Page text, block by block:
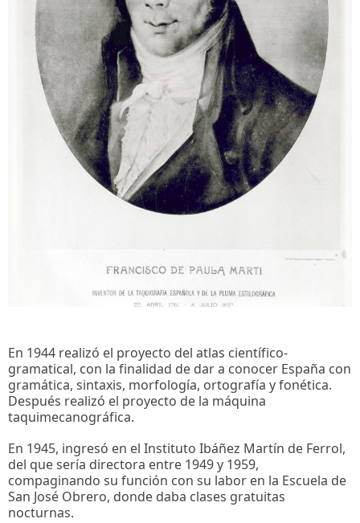
En 1944 realizó el proyecto del atlas científico-
gramatical, con la finalidad de dar a conocer España con
gramática, sintaxis, morfología, ortografía y fonética.
Después realizó el proyecto de la máquina
taquimecanográfica.
En 1945, ingresó en el Instituto Ibáñez Martín de Ferrol,
del que sería directora entre 1949 y 1959,
compaginando su función con su labor en la Escuela de
San José Obrero, donde daba clases gratuitas
nocturnas.